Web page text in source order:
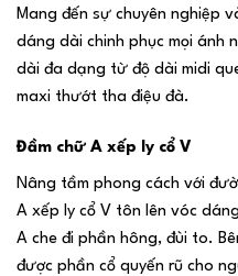
Mang đến sự chuyên nghiệp
dáng dài chinh phục mọi ánh
dài đa dạng từ độ dài midi
maxi thướt tha điệu đà.
Đầm chữ A xếp ly cổ V
Nâng tầm phong cách với
A xếp ly cổ V tôn lên vóc
A che đi phần hông, đùi to.
được phần cổ quyến rũ cho